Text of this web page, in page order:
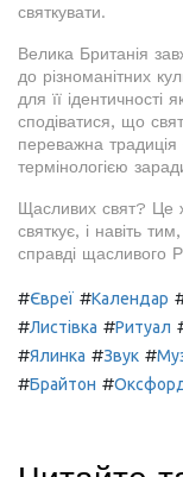
святкувати.
Велика Британія
до різноманітних
для її ідентичності
сподіватися, що
переважна
термінологією
Щасливих свят? Це
святкує, і навіть
справді щасливого
#Євреї #Календар
#Листівка #Ритуал
#Ялинка #Звук #
#Брайтон #